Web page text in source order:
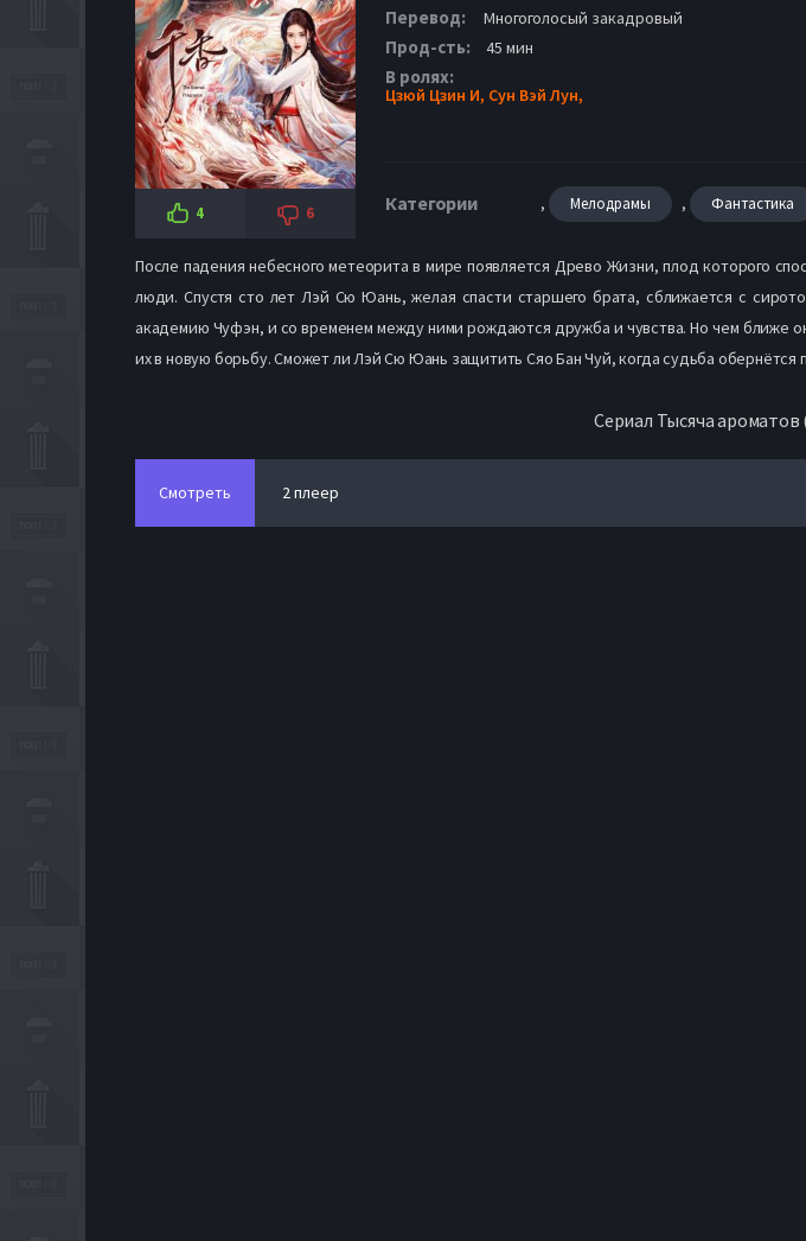
4 6
Перевод: Многоголосый закадровый
Прод-сть: 45 мин
В ролях:
Цзюй Цзин И, Сун Вэй Лун,
Категории , Мелодрамы , Фантастика
После падения небесного метеорита в мире появляется Древо Жизни, плод которого
люди. Спустя сто лет Лэй Сю Юань, желая спасти старшего брата, сближается с
академию Чуфэн, и со временем между ними рождаются дружба и чувства. Но чем ближе
их в новую борьбу. Сможет ли Лэй Сю Юань защитить Сяо Бан Чуй, когда судьба обернётся
Сериал Тысяча ароматов
Смотреть 2 плеер